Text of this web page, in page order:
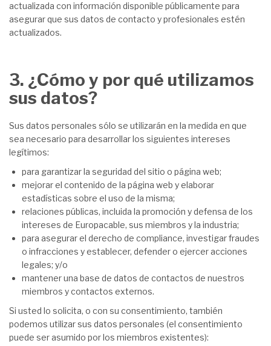
actualizada con información disponible públicamente para
asegurar que sus datos de contacto y profesionales estén
actualizados.
3. ¿Cómo y por qué utilizamos
sus datos?
Sus datos personales sólo se utilizarán en la medida en que
sea necesario para desarrollar los siguientes intereses
legítimos:
para garantizar la seguridad del sitio o página web;
mejorar el contenido de la página web y elaborar
estadísticas sobre el uso de la misma;
relaciones públicas, incluida la promoción y defensa de los
intereses de Europacable, sus miembros y la industria;
para asegurar el derecho de compliance, investigar fraudes
o infracciones y establecer, defender o ejercer acciones
legales; y/o
mantener una base de datos de contactos de nuestros
miembros y contactos externos.
Si usted lo solicita, o con su consentimiento, también
podemos utilizar sus datos personales (el consentimiento
puede ser asumido por los miembros existentes):